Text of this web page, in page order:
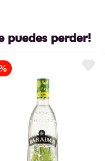
puedes perder!